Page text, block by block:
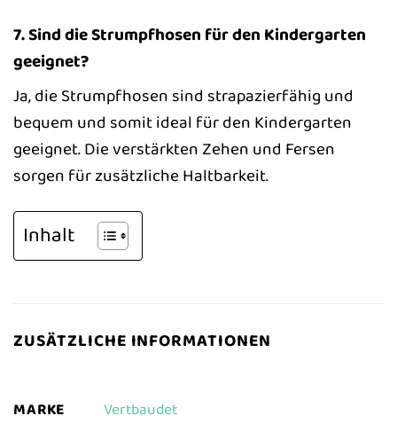
7. Sind die Strumpfhosen für den Kindergarten
geeignet?
Ja, die Strumpfhosen sind strapazierfähig und
bequem und somit ideal für den Kindergarten
geeignet. Die verstärkten Zehen und Fersen
sorgen für zusätzliche Haltbarkeit.
Inhalt
ZUSÄTZLICHE INFORMATIONEN
MARKE Vertbaudet